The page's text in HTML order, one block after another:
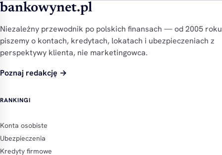
bankowynet.pl
Niezależny przewodnik po polskich finansach — od 2005 roku
piszemy o kontach, kredytach, lokatach i ubezpieczeniach z
perspektywy klienta, nie marketingowca.
Poznaj redakcję →
RANKINGI
Konta osobiste
Ubezpieczenia
Kredyty firmowe